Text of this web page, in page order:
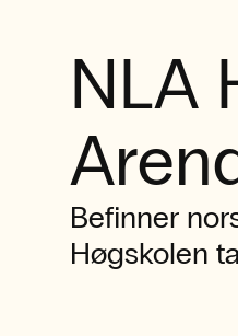
NLA
Befinner
Høgskolen